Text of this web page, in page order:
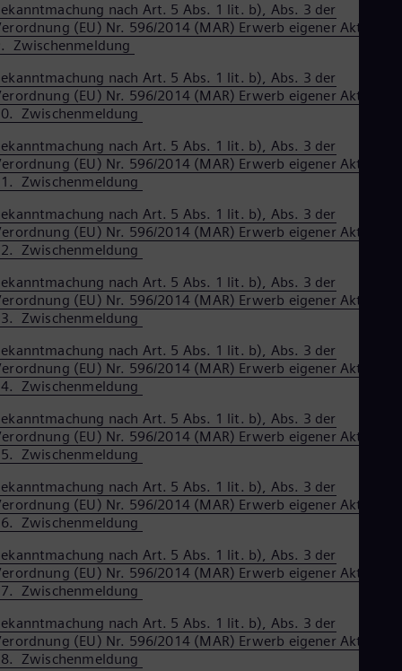
nach Art. 5 Abs. 1 lit. b), Abs. 3 der
(EU) Nr. 596/2014 (MAR) Erwerb eigener Aktien –
Zwischenmeldung
nach Art. 5 Abs. 1 lit. b), Abs. 3 der
(EU) Nr. 596/2014 (MAR) Erwerb eigener Aktien –
Zwischenmeldung
nach Art. 5 Abs. 1 lit. b), Abs. 3 der
(EU) Nr. 596/2014 (MAR) Erwerb eigener Aktien –
Zwischenmeldung
nach Art. 5 Abs. 1 lit. b), Abs. 3 der
(EU) Nr. 596/2014 (MAR) Erwerb eigener Aktien –
Zwischenmeldung
nach Art. 5 Abs. 1 lit. b), Abs. 3 der
(EU) Nr. 596/2014 (MAR) Erwerb eigener Aktien –
Zwischenmeldung
nach Art. 5 Abs. 1 lit. b), Abs. 3 der
(EU) Nr. 596/2014 (MAR) Erwerb eigener Aktien –
Zwischenmeldung
nach Art. 5 Abs. 1 lit. b), Abs. 3 der
(EU) Nr. 596/2014 (MAR) Erwerb eigener Aktien –
Zwischenmeldung
nach Art. 5 Abs. 1 lit. b), Abs. 3 der
(EU) Nr. 596/2014 (MAR) Erwerb eigener Aktien –
Zwischenmeldung
nach Art. 5 Abs. 1 lit. b), Abs. 3 der
(EU) Nr. 596/2014 (MAR) Erwerb eigener Aktien –
Zwischenmeldung
nach Art. 5 Abs. 1 lit. b), Abs. 3 der
(EU) Nr. 596/2014 (MAR) Erwerb eigener Aktien –
Zwischenmeldung